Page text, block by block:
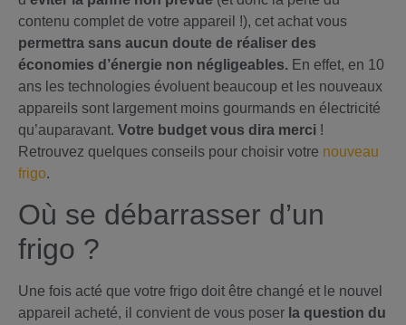
contenu complet de votre appareil !), cet achat vous
permettra sans aucun doute de réaliser des
économies d’énergie non négligeables. En effet, en 10
ans les technologies évoluent beaucoup et les nouveaux
appareils sont largement moins gourmands en électricité
qu’auparavant. Votre budget vous dira merci !
Retrouvez quelques conseils pour choisir votre nouveau
frigo.
Où se débarrasser d’un
frigo ?
Une fois acté que votre frigo doit être changé et le nouvel
appareil acheté, il convient de vous poser la question du